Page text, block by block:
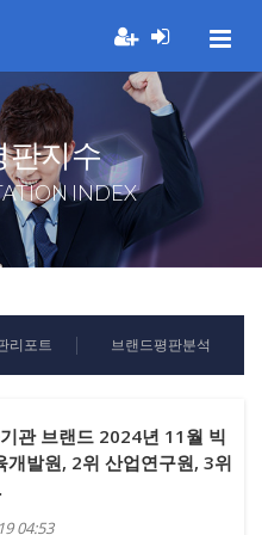
판지수
INDEX
리포트 브랜드평판분석
관 브랜드 2024년 11월 빅
발원, 2위 산업연구원, 3위
04:53